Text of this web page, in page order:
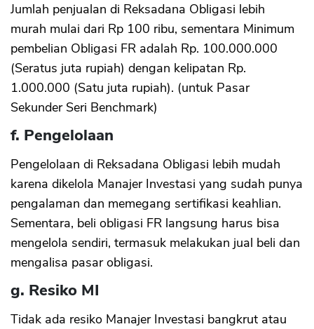
Jumlah penjualan di Reksadana Obligasi lebih
murah mulai dari Rp 100 ribu, sementara Minimum
pembelian Obligasi FR adalah Rp. 100.000.000
(Seratus juta rupiah) dengan kelipatan Rp.
1.000.000 (Satu juta rupiah). (untuk Pasar
Sekunder Seri Benchmark)
f. Pengelolaan
Pengelolaan di Reksadana Obligasi lebih mudah
karena dikelola Manajer Investasi yang sudah punya
pengalaman dan memegang sertifikasi keahlian.
Sementara, beli obligasi FR langsung harus bisa
mengelola sendiri, termasuk melakukan jual beli dan
mengalisa pasar obligasi.
g. Resiko MI
Tidak ada resiko Manajer Investasi bangkrut atau